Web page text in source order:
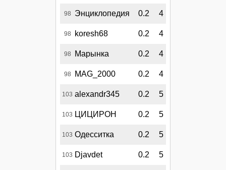
98 Энциклопедия 0.2 4
98 koresh68 0.2 4
98 Марынка 0.2 4
98 MAG_2000 0.2 4
103 alexandr345 0.2 5
103 ЦИЦИРОН 0.2 5
103 Одесситка 0.2 5
103 Djavdet 0.2 5